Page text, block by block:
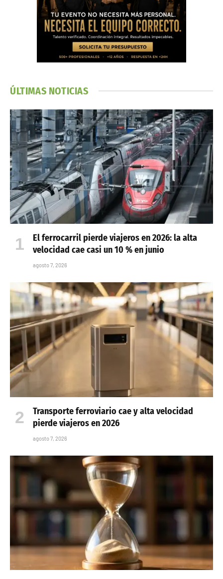
ÚLTIMAS NOTICIAS
El ferrocarril pierde viajeros en 2026: la alta
velocidad cae casi un 10 % en junio
agosto 7, 2026
Transporte ferroviario cae y alta velocidad
pierde viajeros en 2026
agosto 7, 2026